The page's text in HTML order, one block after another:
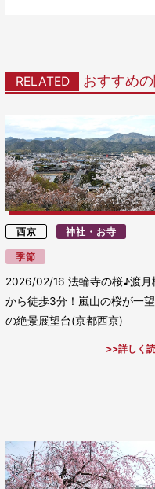
RELATED おすすめ
西京 神社・お寺
季節
2026/02/16法輪寺の桜♪渡月
から徒歩3分！嵐山の桜が一望
の絶景展望台(京都西京)
詳しく